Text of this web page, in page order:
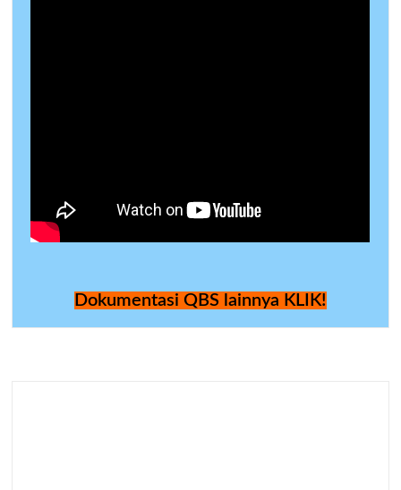
Dokumentasi QBS lainnya KLIK!